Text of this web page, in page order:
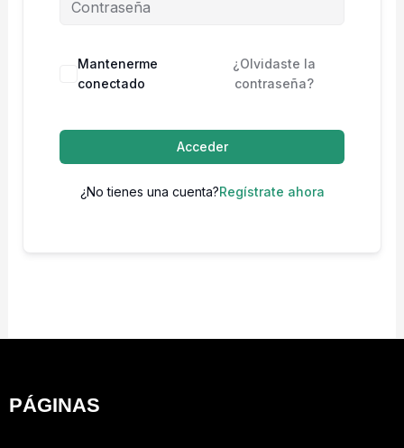
Mantenerme
conectado
¿Olvidaste la
contraseña?
Acceder
¿No tienes una cuenta?Regístrate ahora
PÁGINAS